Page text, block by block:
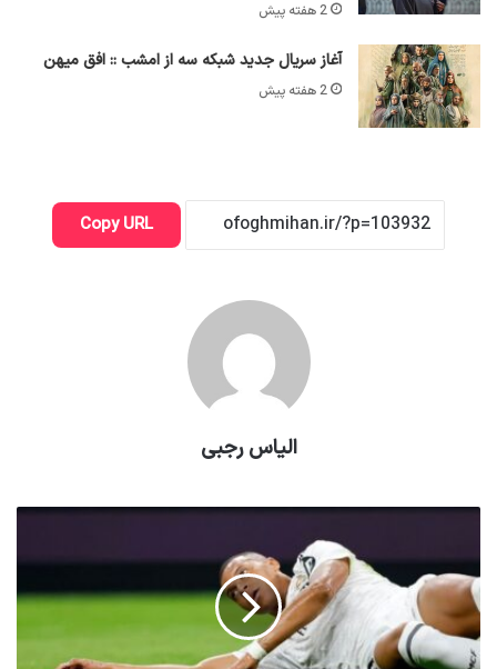
2 هفته پیش
آغاز سریال جدید شبکه سه از امشب :: افق میهن
2 هفته پیش
Copy URL
الیاس رجبی